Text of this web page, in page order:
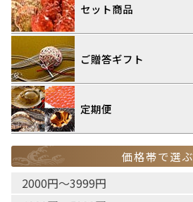
セット商品
ご贈答ギフト
定期便
価格帯で選ぶ
2000円〜3999円